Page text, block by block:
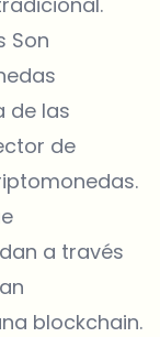
Son
de las
de
a través
blockchain.